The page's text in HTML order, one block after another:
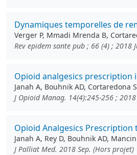
Dynamiques temporelles de
Verger P, Mmadi Mrenda B,
Rev epidem sante pub ; 66 (4) ; 2018
Opioid analgesics prescription
Janah A, Bouhnik AD, Cortaredona
J Opioid Manag. 14(4):245-256 ;
Opioid Analgesics Prescription
Janah A, Rey D, Bouhnik AD,
J Palliat Med. 2018 Sep. (Hors projet)